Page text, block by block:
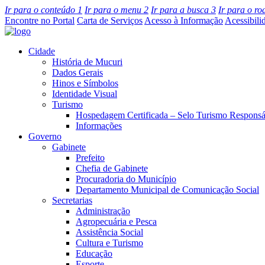
Ir para o conteúdo 1 Ir para o menu 2 Ir para a busca 3 Ir para o
Encontre no Portal Carta de Serviços Acesso à Informação
Cidade
História de Mucuri
Dados Gerais
Hinos e Símbolos
Identidade Visual
Turismo
Hospedagem Certificada – Selo Turismo
Informações
Governo
Gabinete
Prefeito
Chefia de Gabinete
Procuradoria do Município
Departamento Municipal de Comunicação Social
Secretarias
Administração
Agropecuária e Pesca
Assistência Social
Cultura e Turismo
Educação